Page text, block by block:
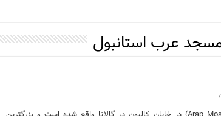
متفاوت از خرید و سبک زندگی در بی‌اوغلو
ترکی استانبولی
ترکی استانبولی
عرب استانبول